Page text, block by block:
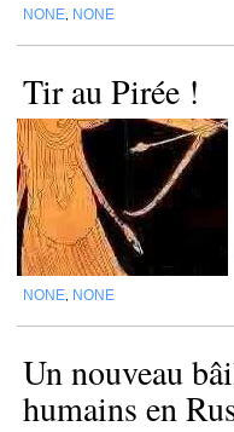
NONE NONE
Tir au Pirée !
NONE NONE
Un nouveau
humains en